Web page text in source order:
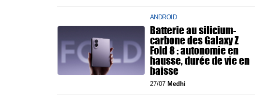
ANDROID
Batterie au silicium-
carbone des Galaxy Z
Fold 8 : autonomie en
hausse, durée de vie en
baisse
27/07 Medhi